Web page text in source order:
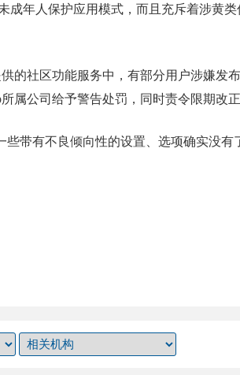
年人保护应用模式，而且充斥着涉黄
的社区功能服务中，有部分用户涉嫌发
属公司给予警告处罚，同时责令限期改正
带有不良倾向性的设置、选项确实没